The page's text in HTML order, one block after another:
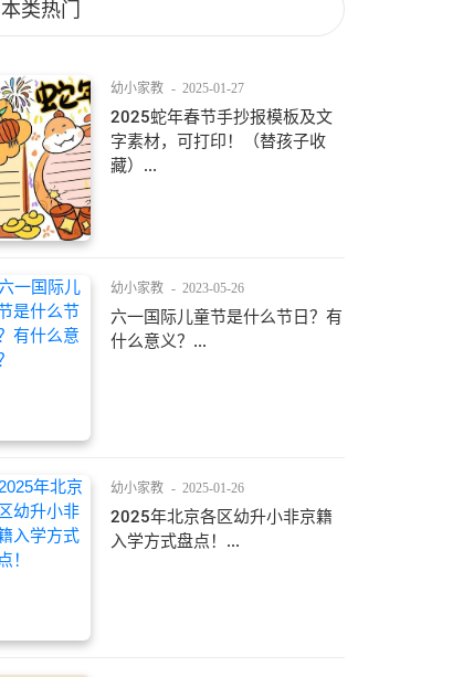
本类热门
幼小家教 - 2025-01-27
2025蛇年春节手抄报模板及文
字素材，可打印！（替孩子收
藏）...
幼小家教 - 2023-05-26
六一国际儿童节是什么节日？有
什么意义？...
幼小家教 - 2025-01-26
2025年北京各区幼升小非京籍
入学方式盘点！...